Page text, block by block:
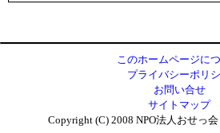
このホームページに
プライバシーポリ
お問い合せ
サイトマップ
Copyright (C) 2008 NPO法人おせっ